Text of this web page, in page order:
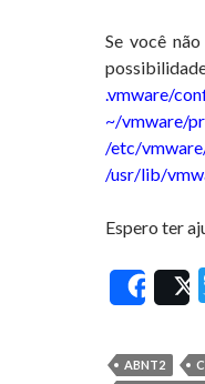
Se você
.vmware/
~/vmware/
/etc/
/usr/lib/
Espero ter
ABNT2